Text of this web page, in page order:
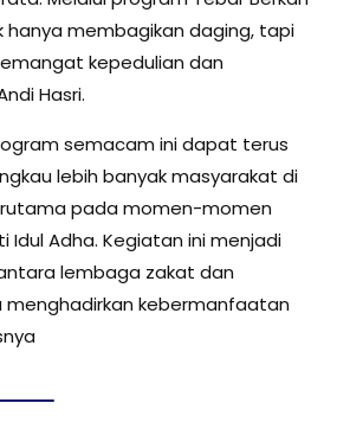
hanya membagikan daging, tapi
kepedulian dan
Hasri.
semacam ini dapat terus
lebih banyak masyarakat di
pada momen-momen
Idul Adha. Kegiatan ini menjadi
lembaga zakat dan
kebermanfaatan